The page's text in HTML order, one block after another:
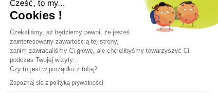
Obserwuj nas
Cześć, to my...
Cookies !
Czekaliśmy, aż będziemy pewni, że jesteś
zainteresowany zawartością tej strony,
zanim zawracaliśmy Ci głowę, ale chcielibyśmy towarzyszyć Ci
podczas Twojej wizyty...
Czy to jest w porządku z tobą?
Zapoznaj się z polityką prywatności